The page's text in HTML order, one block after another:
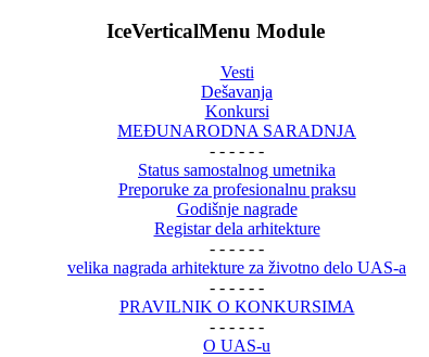
IceVerticalMenu Module
Vesti
Dešavanja
Konkursi
MEĐUNARODNA SARADNJA
- - - - - -
Status samostalnog umetnika
Preporuke za profesionalnu praksu
Godišnje nagrade
Registar dela arhitekture
- - - - - -
velika nagrada arhitekture za životno delo UAS-a
- - - - - -
PRAVILNIK O KONKURSIMA
- - - - - -
O UAS-u